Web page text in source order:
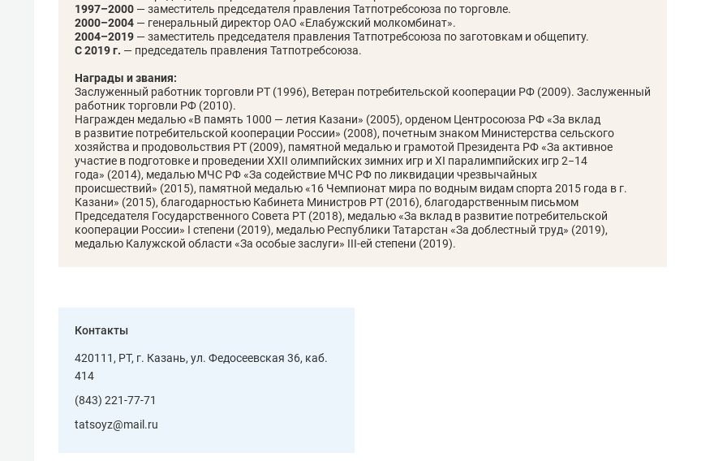
1997–2000 — заместитель председателя правления Татпотребсоюза по торговле.
2000–2004 — генеральный директор ОАО «Елабужский молкомбинат».
2004–2019 — заместитель председателя правления Татпотребсоюза по заготовкам и общепиту.
С 2019 г. — председатель правления Татпотребсоюза.
Награды и звания:
Заслуженный работник торговли РТ (1996), Ветеран потребительской кооперации РФ (2009). Заслуженный
работник торговли РФ (2010).
Награжден медалью «В память 1000 — летия Казани» (2005), орденом Центросоюза РФ «За вклад
в развитие потребительской кооперации России» (2008), почетным знаком Министерства сельского
хозяйства и продовольствия РТ (2009), памятной медалью и грамотой Президента РФ «За активное
участие в подготовке и проведении ХХII олимпийских зимних игр и XI паралимпийских игр 2−14
года» (2014), медалью МЧС РФ «За содействие МЧС РФ по ликвидации чрезвычайных
происшествий» (2015), памятной медалью «16 Чемпионат мира по водным видам спорта 2015 года в г.
Казани» (2015), благодарностью Кабинета Министров РТ (2016), благодарственным письмом
Председателя Государственного Совета РТ (2018), медалью «За вклад в развитие потребительской
кооперации России» I степени (2019), медалью Республики Татарстан «За доблестный труд» (2019),
медалью Калужской области «За особые заслуги» III-ей степени (2019).
Контакты
420111, РТ, г. Казань, ул. Федосеевская 36, каб.
414
(843) 221-77-71
tatsoyz@mail.ru
Рекомендуем
Оставить шум за волной: как
строят тишину в казанском
ЖК «Заря»
Рекомендуем
Психотерапевт «Фороса»:
когда человек не считает
стрессом»
с мебелью за 2